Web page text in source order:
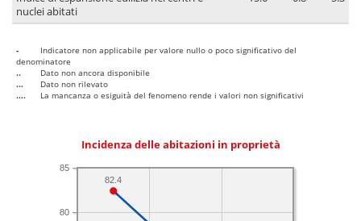
nuclei abitati
-
Indicatore non applicabile per valore nullo o poco significativo del
denominatore
..
Dato non ancora disponibile
...
Dato non rilevato
....
La mancanza o esiguità del fenomeno rende i valori non significativi
Incidenza delle abitazioni in proprietà
80
85
82.4